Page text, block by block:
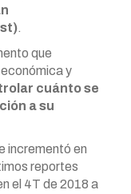
.
que
y
cuánto se
a su
incrementó en
reportes
el 4T de 2018 a